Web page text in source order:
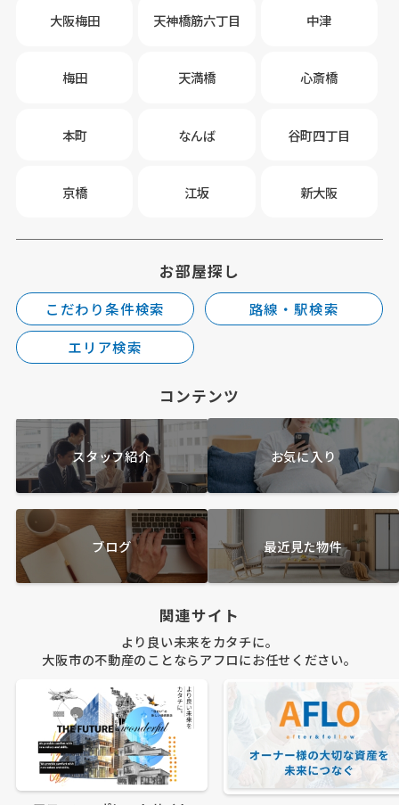
大阪梅田 天神橋筋六丁目 中津
梅田 天満橋 心斎橋
本町 なんば 谷町四丁目
京橋 江坂 新大阪
お部屋探し
こだわり条件検索
路線・駅検索
エリア検索
コンテンツ
スタッフ紹介 お気に入り
ブログ 最近見た物件
関連サイト
より良い未来をカタチに。
大阪市の不動産のことならアフロにお任せください。